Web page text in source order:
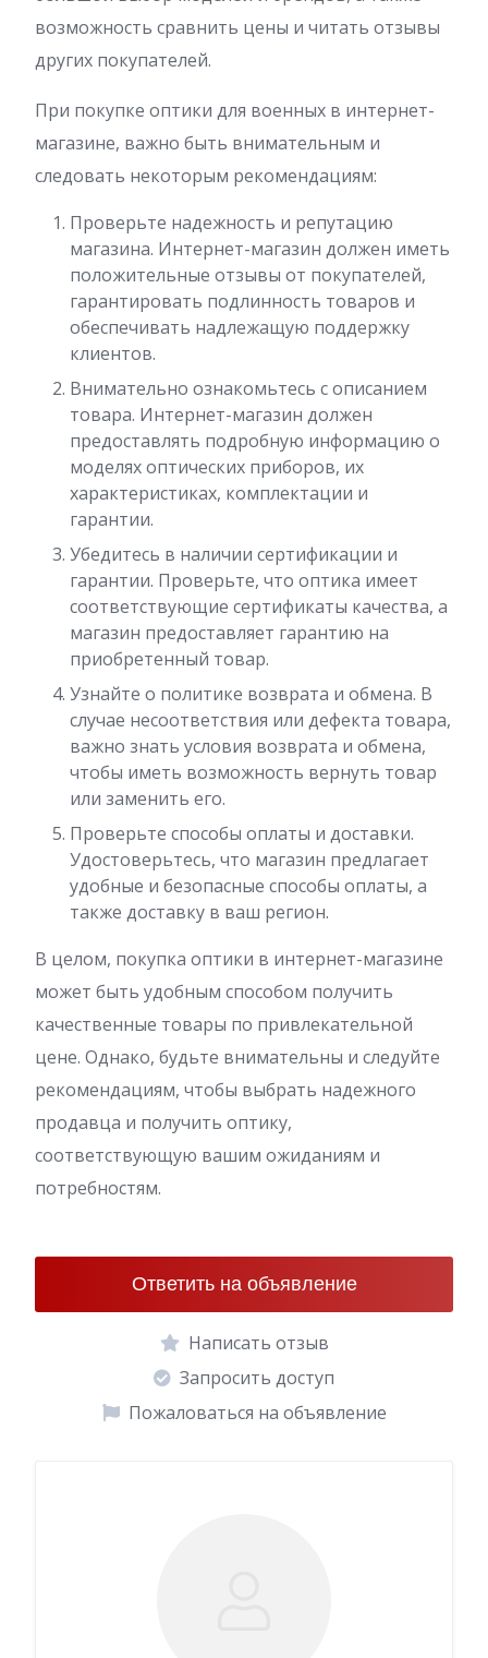
возможность сравнить цены и читать отзывы
других покупателей.
При покупке оптики для военных в интернет-
магазине, важно быть внимательным и
следовать некоторым рекомендациям:
Проверьте надежность и репутацию
магазина. Интернет-магазин должен иметь
положительные отзывы от покупателей,
гарантировать подлинность товаров и
обеспечивать надлежащую поддержку
клиентов.
Внимательно ознакомьтесь с описанием
товара. Интернет-магазин должен
предоставлять подробную информацию о
моделях оптических приборов, их
характеристиках, комплектации и
гарантии.
Убедитесь в наличии сертификации и
гарантии. Проверьте, что оптика имеет
соответствующие сертификаты качества, а
магазин предоставляет гарантию на
приобретенный товар.
Узнайте о политике возврата и обмена. В
случае несоответствия или дефекта товара,
важно знать условия возврата и обмена,
чтобы иметь возможность вернуть товар
или заменить его.
Проверьте способы оплаты и доставки.
Удостоверьтесь, что магазин предлагает
удобные и безопасные способы оплаты, а
также доставку в ваш регион.
В целом, покупка оптики в интернет-магазине
может быть удобным способом получить
качественные товары по привлекательной
цене. Однако, будьте внимательны и следуйте
рекомендациям, чтобы выбрать надежного
продавца и получить оптику,
соответствующую вашим ожиданиям и
потребностям.
Ответить на объявление
Написать отзыв
Запросить доступ
Пожаловаться на объявление